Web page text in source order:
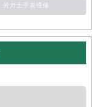
劳力士手表维修